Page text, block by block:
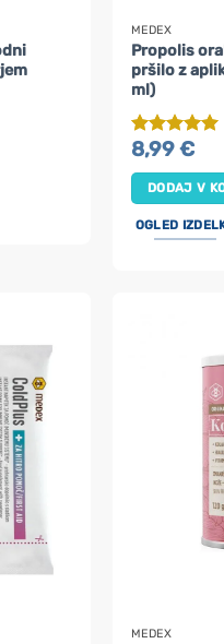
MEDEX
Propolis
pršilo z
ml)
Ocenjeno
8,99€
DODAJ V
OGLED
MEDEX